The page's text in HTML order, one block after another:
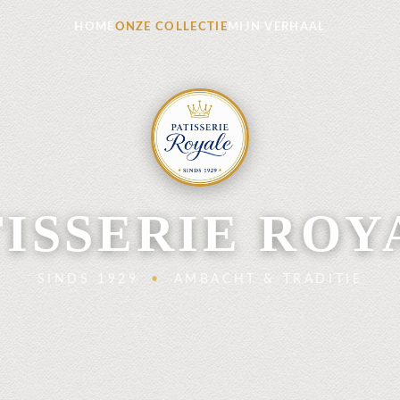
HOMEONZE COLLECTIE MIJN VERHAAL
SINDS 1929 • AMBACHT & TRADITIE